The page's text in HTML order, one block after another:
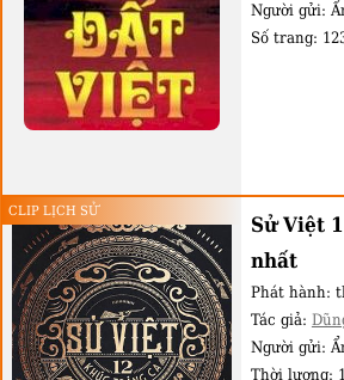
Người gửi:
Số trang:
CLIP LỊCH SỬ
Sử Việt
nhất
Phát hành:
Tác giả:
Người gửi:
Thời lượng: